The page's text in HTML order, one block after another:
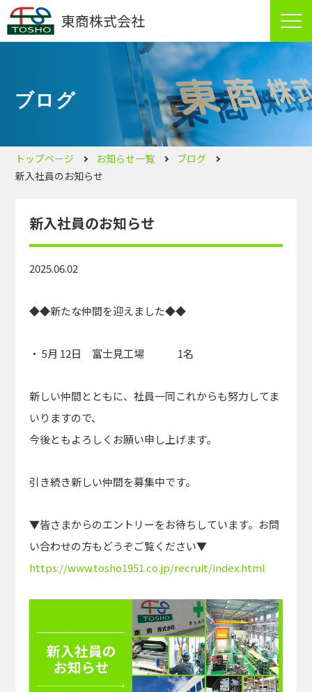
東商株式会社
ブログ
トップページ お知らせ一覧
ブログ
新入社員のお知らせ
新入社員のお知らせ
2025.06.02
◆◆新たな仲間を迎えました◆◆
・ 5月 12日 富士見工場 1名
新しい仲間とともに、社員一同これからも努力してま
いりますので、
今後ともよろしくお願い申し上げます。
引き続き新しい仲間を募集中です。
▼皆さまからのエントリーをお待ちしています。お問
い合わせの方もどうぞご覧ください▼
https://www.tosho1951.co.jp/recruit/index.html